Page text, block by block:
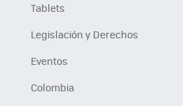
Tablets
Legislación y Derechos
Eventos
Colombia